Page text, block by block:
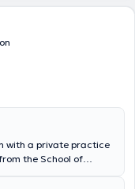
with a private practice
the School of